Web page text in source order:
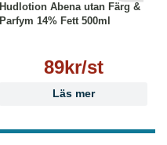
Hudlotion Abena utan Färg &
Parfym 14% Fett 500ml
89kr/st
Läs mer